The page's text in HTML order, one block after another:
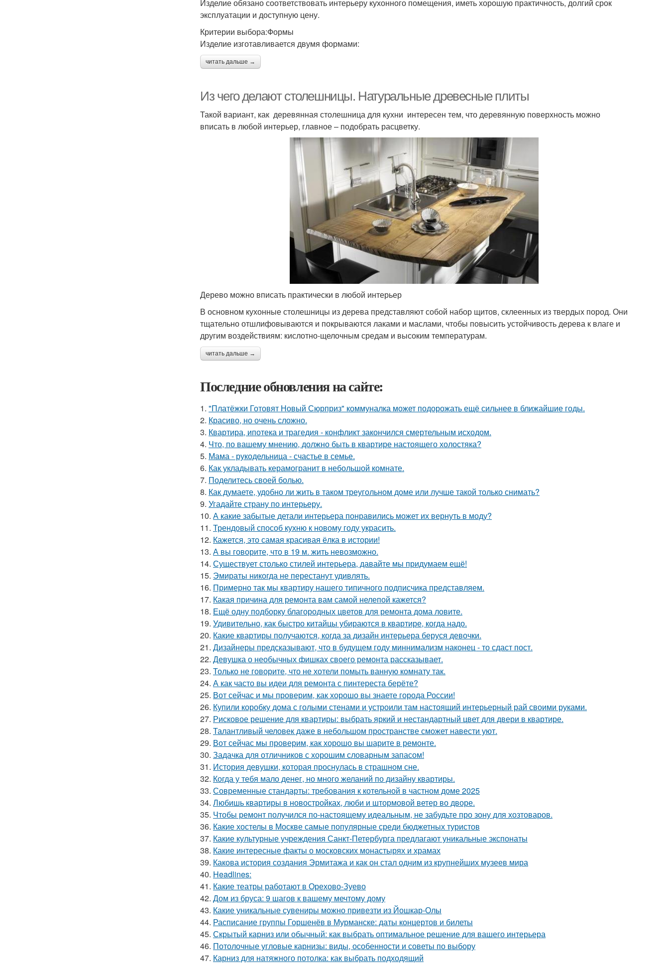
Изделие обязано соответствовать интерьеру кухонного помещения, иметь хорошую практичность, долгий срок
эксплуатации и доступную цену.
Критерии выбора:Формы
Изделие изготавливается двумя формами:
читать дальше →
Из чего делают столешницы. Натуральные древесные плиты
Такой вариант, как деревянная столешница для кухни интересен тем, что деревянную поверхность можно
вписать в любой интерьер, главное – подобрать расцветку.
Дерево можно вписать практически в любой интерьер
В основном кухонные столешницы из дерева представляют собой набор щитов, склеенных из твердых пород. Они
тщательно отшлифовываются и покрываются лаками и маслами, чтобы повысить устойчивость дерева к влаге и
другим воздействиям: кислотно-щелочным средам и высоким температурам.
читать дальше →
Последние обновления на сайте:
1. "Платёжки Готовят Новый Сюрприз" коммуналка может подорожать ещё сильнее в ближайшие годы.
2. Красиво, но очень сложно.
3. Квартира, ипотека и трагедия - конфликт закончился смертельным исходом.
4. Что, по вашему мнению, должно быть в квартире настоящего холостяка?
5. Мама - рукодельница - счастье в семье.
6. Как укладывать керамогранит в небольшой комнате.
7. Поделитесь своей болью.
8. Как думаете, удобно ли жить в таком треугольном доме или лучше такой только снимать?
9. Угадайте страну по интерьеру.
10. А какие забытые детали интерьера понравились может их вернуть в моду?
11. Трендовый способ кухню к новому году украсить.
12. Кажется, это самая красивая ёлка в истории!
13. А вы говорите, что в 19 м. жить невозможно.
14. Существует столько стилей интерьера, давайте мы придумаем ещё!
15. Эмираты никогда не перестанут удивлять.
16. Примерно так мы квартиру нашего типичного подписчика представляем.
17. Какая причина для ремонта вам самой нелепой кажется?
18. Ещё одну подборку благородных цветов для ремонта дома ловите.
19. Удивительно, как быстро китайцы убираются в квартире, когда надо.
20. Какие квартиры получаются, когда за дизайн интерьера беруся девочки.
21. Дизайнеры предсказывают, что в будущем году миннимализм наконец - то сдаст пост.
22. Девушка о необычных фишках своего ремонта рассказывает.
23. Только не говорите, что не хотели помыть ванную комнату так.
24. А как часто вы идеи для ремонта с пинтереста берёте?
25. Вот сейчас и мы проверим, как хорошо вы знаете города России!
26. Купили коробку дома с голыми стенами и устроили там настоящий интерьерный рай своими руками.
27. Рисковое решение для квартиры: выбрать яркий и нестандартный цвет для двери в квартире.
28. Талантливый человек даже в небольшом пространстве сможет навести уют.
29. Вот сейчас мы проверим, как хорошо вы шарите в ремонте.
30. Задачка для отличников с хорошим словарным запасом!
31. История девушки, которая проснулась в страшном сне.
32. Когда у тебя мало денег, но много желаний по дизайну квартиры.
33. Современные стандарты: требования к котельной в частном доме 2025
34. Любишь квартиры в новостройках, люби и штормовой ветер во дворе.
35. Чтобы ремонт получился по-настоящему идеальным, не забудьте про зону для хозтоваров.
36. Какие хостелы в Москве самые популярные среди бюджетных туристов
37. Какие культурные учреждения Санкт-Петербурга предлагают уникальные экспонаты
38. Какие интересные факты о московских монастырях и храмах
39. Какова история создания Эрмитажа и как он стал одним из крупнейших музеев мира
40. Headlines:
41. Какие театры работают в Орехово-Зуево
42. Дом из бруса: 9 шагов к вашему мечтому дому
43. Какие уникальные сувениры можно привезти из Йошкар-Олы
44. Расписание группы Горшенёв в Мурманске: даты концертов и билеты
45. Скрытый карниз или обычный: как выбрать оптимальное решение для вашего интерьера
46. Потолочные угловые карнизы: виды, особенности и советы по выбору
47. Карниз для натяжного потолка: как выбрать подходящий